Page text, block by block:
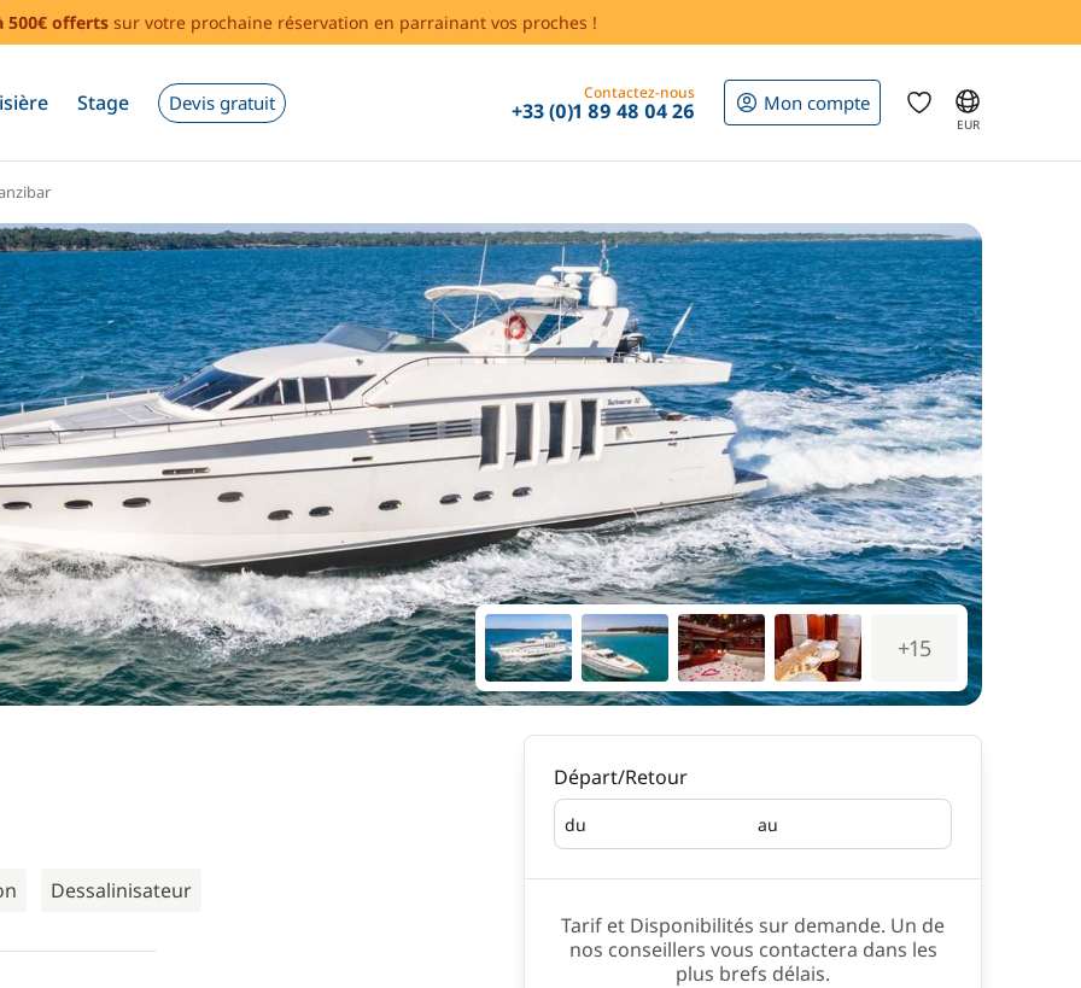
500€ offerts sur votre prochaine réservation en parrainant vos proches !
Stage Devis gratuit Contactez-nous
+33 (0)1 89 48 04 26 Mon compte
EUR
+15
Dessalinisateur
Départ/Retour
du
Départ au
Retour
Tarif et Disponibilités sur demande. Un de
nos conseillers vous contactera dans les
plus brefs délais.